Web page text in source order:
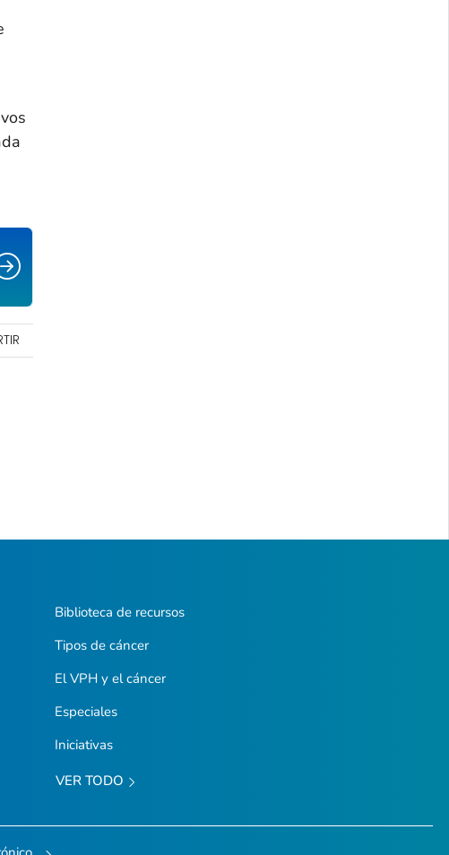
Biblioteca de recursos
Tipos de cáncer
El VPH y el cáncer
Especiales
Iniciativas
VER TODO